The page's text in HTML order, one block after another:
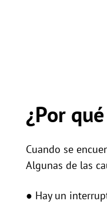
¿Por
Cuando se
Algunas de las
● Hay un